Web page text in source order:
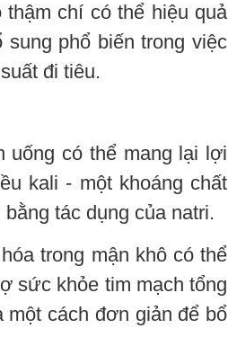
chí có thể hiệu quả
phổ biến trong việc
đi tiêu.
uống có thể mang lại lợi
kali - một khoáng chất
tác dụng của natri.
trong mận khô có thể
sức khỏe tim mạch tổng
một cách đơn giản để bổ